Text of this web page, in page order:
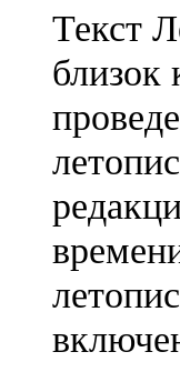
Текст
близок